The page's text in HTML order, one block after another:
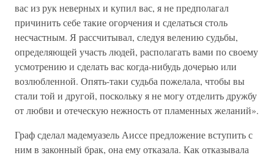
вас из рук неверных и купил вас, я не предполагал
причинить себе такие огорчения и сделаться столь
несчастным. Я рассчитывал, следуя велению судьбы,
определяющей участь людей, располагать вами по своему
усмотрению и сделать вас когда-нибудь дочерью или
возлюбленной. Опять-таки судьба пожелала, чтобы вы
стали той и другой, поскольку я не могу отделить дружбу
от любви и отеческую нежность от пламенных желаний».
Граф сделал мадемуазель Аиссе предложение вступить с
ним в законный брак, она ему отказала. Как отказывала